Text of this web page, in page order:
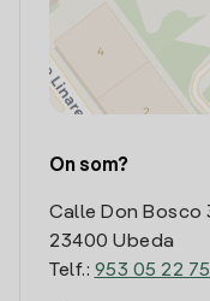
On som?
Calle Don Bosco
23400 Ubeda
Telf.: 953 05 22 75